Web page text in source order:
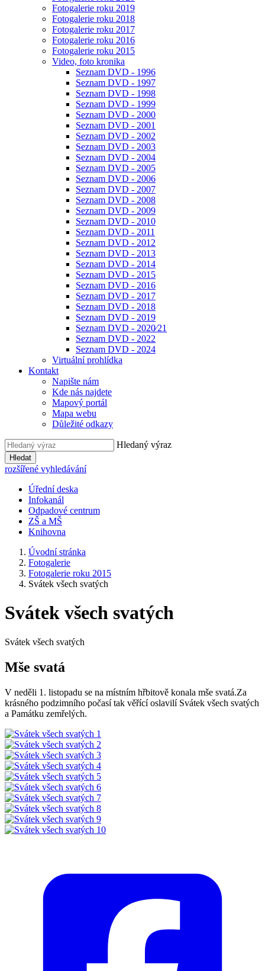
Fotogalerie roku 2019
Fotogalerie roku 2018
Fotogalerie roku 2017
Fotogalerie roku 2016
Fotogalerie roku 2015
Video, foto kronika
Seznam DVD - 1996
Seznam DVD - 1997
Seznam DVD - 1998
Seznam DVD - 1999
Seznam DVD - 2000
Seznam DVD - 2001
Seznam DVD - 2002
Seznam DVD - 2003
Seznam DVD - 2004
Seznam DVD - 2005
Seznam DVD - 2006
Seznam DVD - 2007
Seznam DVD - 2008
Seznam DVD - 2009
Seznam DVD - 2010
Seznam DVD - 2011
Seznam DVD - 2012
Seznam DVD - 2013
Seznam DVD - 2014
Seznam DVD - 2015
Seznam DVD - 2016
Seznam DVD - 2017
Seznam DVD - 2018
Seznam DVD - 2019
Seznam DVD - 2020⁄21
Seznam DVD - 2022
Seznam DVD - 2024
Virtuální prohlídka
Kontakt
Napište nám
Kde nás najdete
Mapový portál
Mapa webu
Důležité odkazy
Hledaný výraz
Hledat
rozšířené vyhledávání
Úřední deska
Infokanál
Odpadové centrum
ZŠ a MŠ
Knihovna
Úvodní stránka
Fotogalerie
Fotogalerie roku 2015
Svátek všech svatých
Svátek všech svatých
Svátek všech svatých
Mše svatá
V neděli 1. listopadu se na místním hřbitově konala mše svatá.Za
krásného podzimního počasí tak věřící oslavilí Svátek všech svatých
a Památku zemřelých.